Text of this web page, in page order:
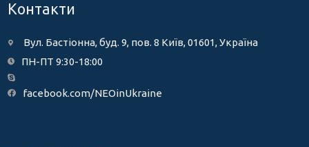
Контакти
Вул. Бастіонна, буд. 9, пов. 8 Київ, 01601, Україна
ПН-ПТ 9:30-18:00
facebook.com/NEOinUkraine